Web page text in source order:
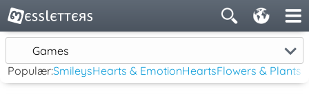
Games
Populær:SmileysHearts & EmotionHeartsFlowers & Plants